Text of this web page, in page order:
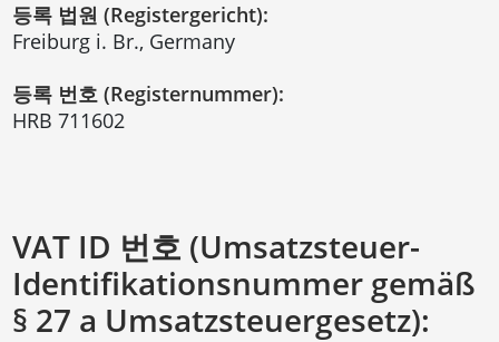
등록 법원 (Registergericht):
Freiburg i. Br., Germany
등록 번호 (Registernummer):
HRB 711602
VAT ID 번호 (Umsatzsteuer-
Identifikationsnummer gemäß
§ 27 a Umsatzsteuergesetz):